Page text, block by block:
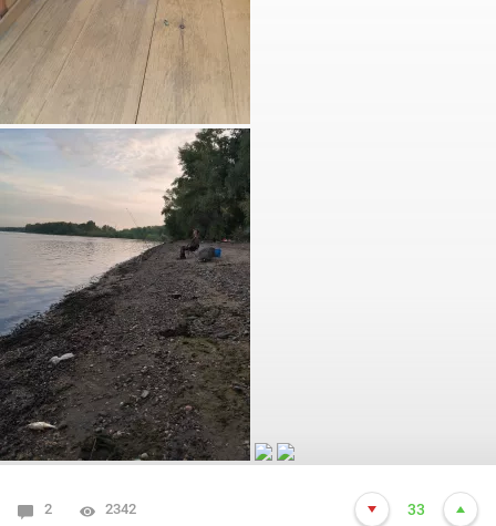
2 2342 33